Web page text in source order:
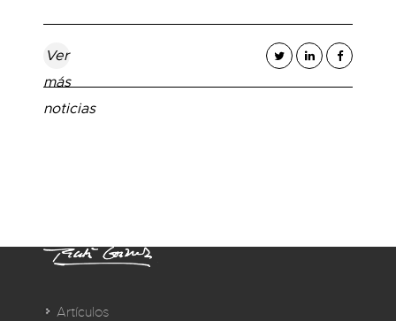
Ver
más
noticias
Artículos